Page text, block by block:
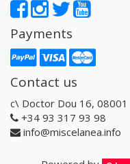
Payments
Contact us
c\ Doctor Dou 16, 08001
+34 93 317 93 98
info@miscelanea.info